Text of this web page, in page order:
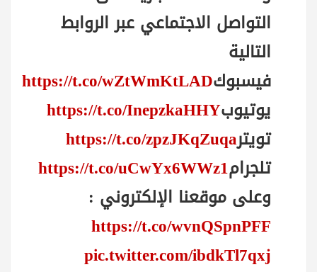
التواصل الاجتماعي عبر الروابط
التالية
فيسبوكhttps://t.co/wZtWmKtLAD
يوتيوبhttps://t.co/InepzkaHHY
تويترhttps://t.co/zpzJKqZuqa
تلجرامhttps://t.co/uCwYx6WWz1
وعلى موقعنا الإلكتروني :
https://t.co/wvnQSpnPFF
pic.twitter.com/ibdkTl7qxj